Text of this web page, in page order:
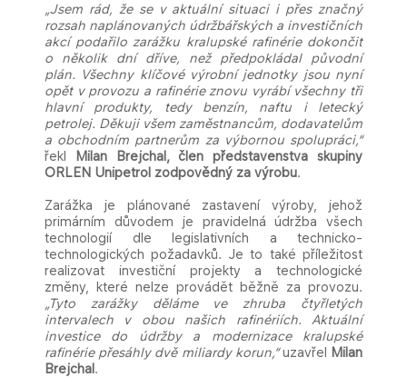
„Jsem rád, že se v aktuální situaci i přes značný
rozsah naplánovaných údržbářských a investičních
akcí podařilo zarážku kralupské rafinérie dokončit
o několik dní dříve, než předpokládal původní
plán. Všechny klíčové výrobní jednotky jsou nyní
opět v provozu a rafinérie znovu vyrábí všechny tři
hlavní produkty, tedy benzín, naftu i letecký
petrolej. Děkuji všem zaměstnancům, dodavatelům
a obchodním partnerům za výbornou spolupráci,“
řekl
Milan Brejchal, člen představenstva skupiny
ORLEN Unipetrol zodpovědný za výrobu.
Zarážka je plánované zastavení výroby, jehož
primárním důvodem je pravidelná údržba všech
technologií dle legislativních a technicko-
technologických požadavků. Je to také příležitost
realizovat investiční projekty a technologické
změny, které nelze provádět běžně za provozu.
„Tyto zarážky děláme ve zhruba čtyřletých
intervalech v obou našich rafinériích. Aktuální
investice do údržby a modernizace kralupské
rafinérie přesáhly dvě miliardy korun,“uzavřel Milan
Brejchal.